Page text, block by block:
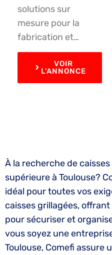
solutions sur
mesure pour la
fabrication et…
VOIR
L'ANNONCE
À la recherche de
supérieure à Toulouse?
idéal pour toutes vos
caisses grillagées,
pour sécuriser et
vous soyez une
Toulouse, Comefi assure